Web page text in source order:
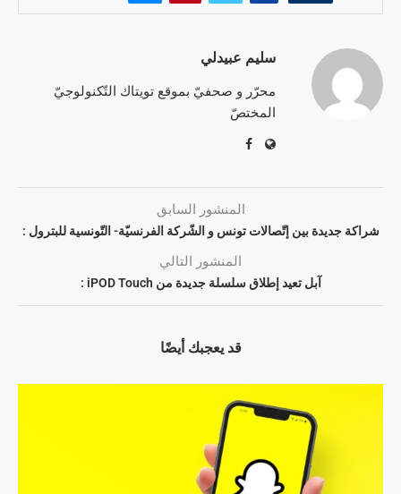
سليم عبيدلي
محرّر و صحفيّ بموقع تويتاك التّكنولوجيّ
المختصّ
المنشور السابق
شراكة جديدة بين إتّصالات تونس و الشّركة الفرنسيّة- التّونسية للبترول :
المنشور التالي
آبل تعيد إطلاق سلسلة جديدة من iPOD Touch :
قد يعجبك أيضًا